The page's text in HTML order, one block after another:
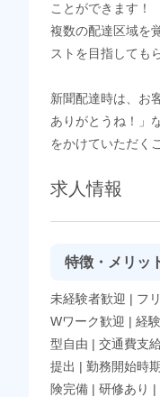
ことができます！
複数の配達区域を
ストを目指しても
新聞配達時は、お
ありがとうね！」
をかけていただく
求人情報
特徴・メリッ
未経験者歓迎 | フ
Wワーク歓迎 | 経
型自由 | 交通費支給
提出 | 勤務開始時
険完備 | 研修あり |